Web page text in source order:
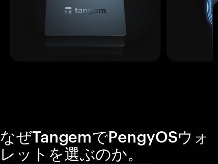
なぜTangemでPengyOSウォ
レットを選ぶのか。